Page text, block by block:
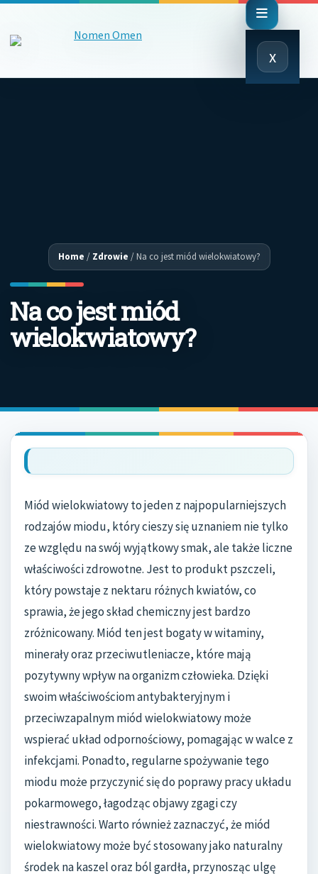
x
Close
Menu
Home / Zdrowie /Na co jest miód wielokwiatowy?
Na co jest miód
wielokwiatowy?
Miód wielokwiatowy to jeden z najpopularniejszych
rodzajów miodu, który cieszy się uznaniem nie tylko
ze względu na swój wyjątkowy smak, ale także liczne
właściwości zdrowotne. Jest to produkt pszczeli,
który powstaje z nektaru różnych kwiatów, co
sprawia, że jego skład chemiczny jest bardzo
zróżnicowany. Miód ten jest bogaty w witaminy,
minerały oraz przeciwutleniacze, które mają
pozytywny wpływ na organizm człowieka. Dzięki
swoim właściwościom antybakteryjnym i
przeciwzapalnym miód wielokwiatowy może
wspierać układ odpornościowy, pomagając w walce z
infekcjami. Ponadto, regularne spożywanie tego
miodu może przyczynić się do poprawy pracy układu
pokarmowego, łagodząc objawy zgagi czy
niestrawności. Warto również zaznaczyć, że miód
wielokwiatowy może być stosowany jako naturalny
środek na kaszel oraz ból gardła, przynosząc ulgę